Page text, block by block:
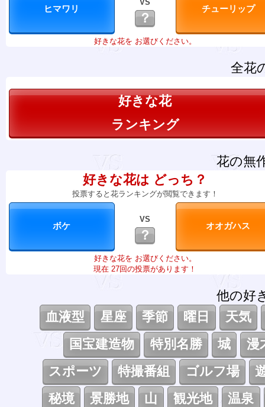
VS
？
好きな花を お選びください。
全花
好きな花
ランキング
花の無
好きな花は どっち？
投票すると花ランキングが閲覧できます！
VS
？
好きな花を お選びください。
現在 27回の投票があります！
他の好
血液型
星座 季節 曜日
天気
国宝建造物
特別名勝 城
漫
スポーツ
特撮番組 ゴルフ場
秘境
景勝地 山 観光地
温泉